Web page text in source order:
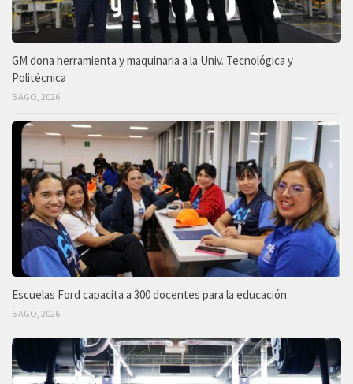
GM dona herramienta y maquinaria a la Univ. Tecnológica y
Politécnica
5 AGO, 2026
Escuelas Ford capacita a 300 docentes para la educación
5 AGO, 2026